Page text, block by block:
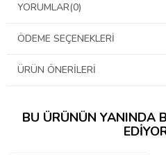
YORUMLAR(0)
ÖDEME SEÇENEKLERI
ÜRÜN ÖNERILERI
BU ÜRÜNÜN YANINDA